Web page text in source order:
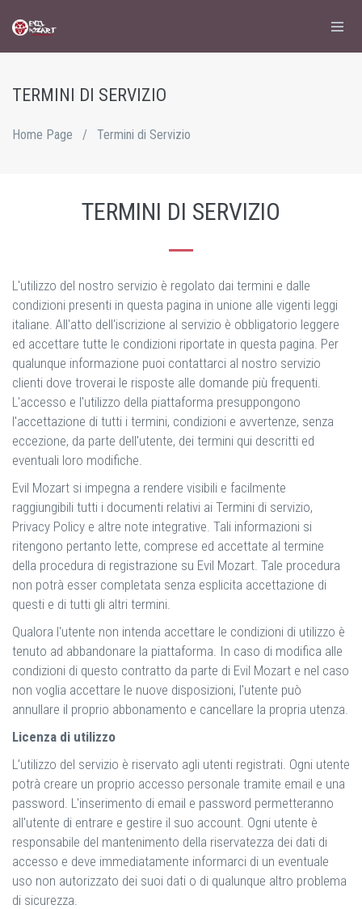
TERMINI DI SERVIZIO
Home Page / Termini di Servizio
TERMINI DI SERVIZIO
L'utilizzo del nostro servizio è regolato dai termini e dalle
condizioni presenti in questa pagina in unione alle vigenti leggi
italiane. All'atto dell'iscrizione al servizio è obbligatorio leggere
ed accettare tutte le condizioni riportate in questa pagina. Per
qualunque informazione puoi contattarci al nostro servizio
clienti dove troverai le risposte alle domande più frequenti.
L'accesso e l'utilizzo della piattaforma presuppongono
l'accettazione di tutti i termini, condizioni e avvertenze, senza
eccezione, da parte dell'utente, dei termini qui descritti ed
eventuali loro modifiche.
Evil Mozart si impegna a rendere visibili e facilmente
raggiungibili tutti i documenti relativi ai Termini di servizio,
Privacy Policy e altre note integrative. Tali informazioni si
ritengono pertanto lette, comprese ed accettate al termine
della procedura di registrazione su Evil Mozart. Tale procedura
non potrà esser completata senza esplicita accettazione di
questi e di tutti gli altri termini.
Qualora l'utente non intenda accettare le condizioni di utilizzo è
tenuto ad abbandonare la piattaforma. In caso di modifica alle
condizioni di questo contratto da parte di Evil Mozart e nel caso
non voglia accettare le nuove disposizioni, l'utente può
annullare il proprio abbonamento e cancellare la propria utenza.
Licenza di utilizzo
L’utilizzo del servizio è riservato agli utenti registrati. Ogni utente
potrà creare un proprio accesso personale tramite email e una
password. L'inserimento di email e password permetteranno
all'utente di entrare e gestire il suo account. Ogni utente è
responsabile del mantenimento della riservatezza dei dati di
accesso e deve immediatamente informarci di un eventuale
uso non autorizzato dei suoi dati o di qualunque altro problema
di sicurezza.